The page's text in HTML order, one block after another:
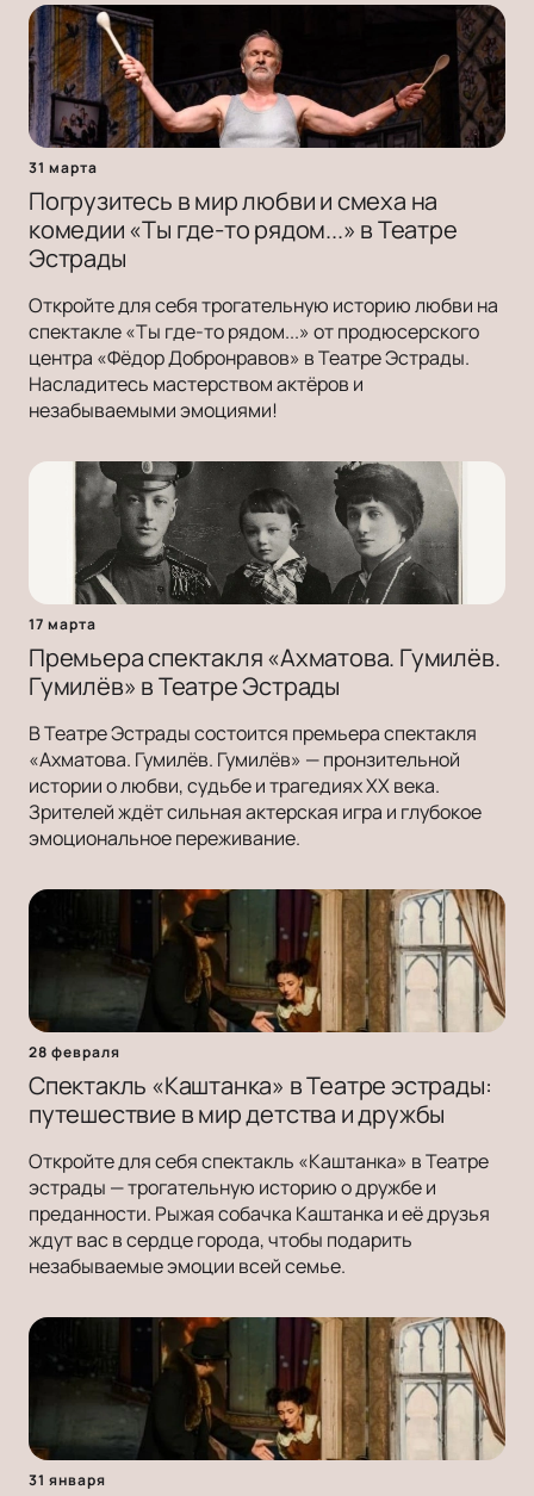
31 марта
Погрузитесь в мир любви и смеха на
комедии «Ты где-то рядом...» в Театре
Эстрады
Откройте для себя трогательную историю любви на
спектакле «Ты где-то рядом...» от продюсерского
центра «Фёдор Добронравов» в Театре Эстрады.
Насладитесь мастерством актёров и
незабываемыми эмоциями!
17 марта
Премьера спектакля «Ахматова. Гумилёв.
Гумилёв» в Театре Эстрады
В Театре Эстрады состоится премьера спектакля
«Ахматова. Гумилёв. Гумилёв» — пронзительной
истории о любви, судьбе и трагедиях ХХ века.
Зрителей ждёт сильная актерская игра и глубокое
эмоциональное переживание.
28 февраля
Спектакль «Каштанка» в Театре эстрады:
путешествие в мир детства и дружбы
Откройте для себя спектакль «Каштанка» в Театре
эстрады — трогательную историю о дружбе и
преданности. Рыжая собачка Каштанка и её друзья
ждут вас в сердце города, чтобы подарить
незабываемые эмоции всей семье.
31 января